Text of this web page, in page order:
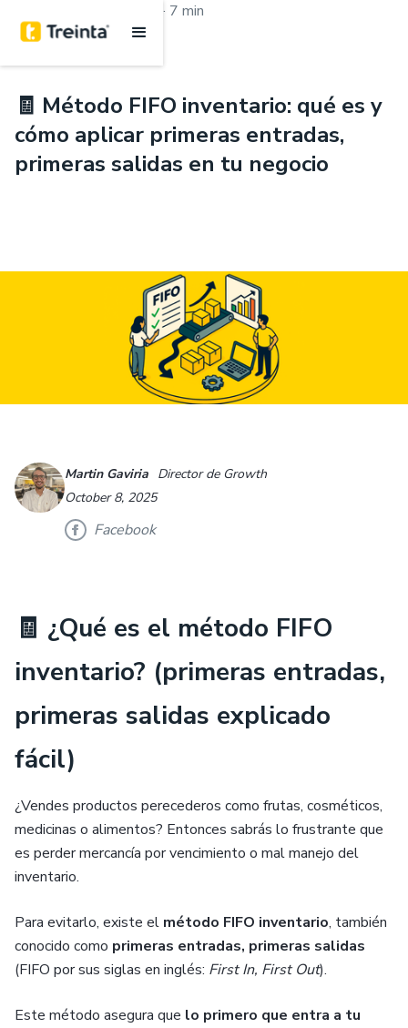
. 7 min
🧾 Método FIFO inventario: qué es y
cómo aplicar primeras entradas,
primeras salidas en tu negocio
Martin Gaviria Director de Growth
October 8, 2025
Facebook
🧾 ¿Qué es el método FIFO
inventario? (primeras entradas,
primeras salidas explicado
fácil)
¿Vendes productos perecederos como frutas, cosméticos,
medicinas o alimentos? Entonces sabrás lo frustrante que
es perder mercancía por vencimiento o mal manejo del
inventario.
Para evitarlo, existe el método FIFO inventario, también
conocido como primeras entradas, primeras salidas
(FIFO por sus siglas en inglés: First In, First Out).
Este método asegura que lo primero que entra a tu